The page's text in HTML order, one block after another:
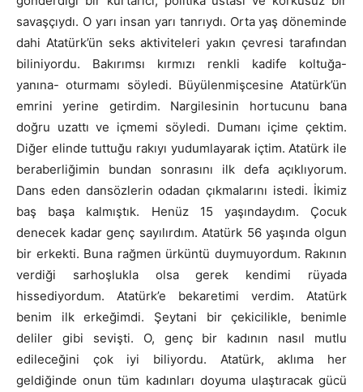
savaşçıydı. O yarı insan yarı tanrıydı. Orta yaş döneminde
dahi Atatürk’ün seks aktiviteleri yakın çevresi tarafından
biliniyordu. Bakırımsı kırmızı renkli kadife koltuğa-
yanına- oturmamı söyledi. Büyülenmişcesine Atatürk’ün
emrini yerine getirdim. Nargilesinin hortucunu bana
doğru uzattı ve içmemi söyledi. Dumanı içime çektim.
Diğer elinde tuttuğu rakıyı yudumlayarak içtim. Atatürk ile
beraberliğimin bundan sonrasını ilk defa açıklıyorum.
Dans eden dansözlerin odadan çıkmalarını istedi. İkimiz
baş başa kalmıştık. Henüz 15 yaşındaydım. Çocuk
denecek kadar genç sayılırdım. Atatürk 56 yaşında olgun
bir erkekti. Buna rağmen ürküntü duymuyordum. Rakının
verdiği sarhoşlukla olsa gerek kendimi rüyada
hissediyordum. Atatürk’e bekaretimi verdim. Atatürk
benim ilk erkeğimdi. Şeytani bir çekicilikle, benimle
deliler gibi sevişti. O, genç bir kadının nasıl mutlu
edileceğini çok iyi biliyordu. Atatürk, aklıma her
geldiğinde onun tüm kadınları doyuma ulaştıracak gücü